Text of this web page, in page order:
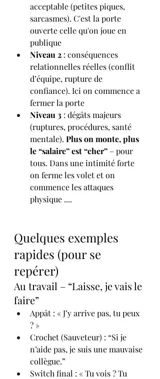
acceptable (petites piques,
sarcasmes). C'est la porte
ouverte celle qu'on joue en
publique
Niveau 2 : conséquences
relationnelles réelles (conflit
d’équipe, rupture de
confiance). Ici on commence a
fermer la porte
Niveau 3 : dégâts majeurs
(ruptures, procédures, santé
mentale). Plus on monte, plus
le “salaire” est “cher” – pour
tous. Dans une intimité forte
on ferme les volet et on
commence les attaques
physique ....
Quelques exemples
rapides (pour se
repérer)
Au travail – “Laisse, je vais le
faire”
Appât : « J’y arrive pas, tu peux
? »
Crochet (Sauveteur) : “Si je
n’aide pas, je suis une mauvaise
collègue.”
Switch final : « Tu vois ? Tu